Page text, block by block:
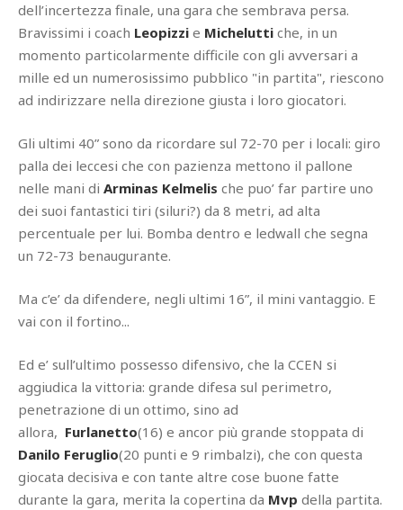
dell’incertezza finale, una gara che sembrava persa.
Bravissimi i coach Leopizzi e Michelutti che, in un
momento particolarmente difficile con gli avversari a
mille ed un numerosissimo pubblico "in partita", riescono
ad indirizzare nella direzione giusta i loro giocatori.
Gli ultimi 40” sono da ricordare sul 72-70 per i locali: giro
palla dei leccesi che con pazienza mettono il pallone
nelle mani di Arminas Kelmelis che puo’ far partire uno
dei suoi fantastici tiri (siluri?) da 8 metri, ad alta
percentuale per lui. Bomba dentro e ledwall che segna
un 72-73 benaugurante.
Ma c’e’ da difendere, negli ultimi 16”, il mini vantaggio. E
vai con il fortino...
Ed e’ sull’ultimo possesso difensivo, che la CCEN si
aggiudica la vittoria: grande difesa sul perimetro,
penetrazione di un ottimo, sino ad
allora, Furlanetto(16) e ancor più grande stoppata di
Danilo Feruglio(20 punti e 9 rimbalzi), che con questa
giocata decisiva e con tante altre cose buone fatte
durante la gara, merita la copertina da Mvp della partita.